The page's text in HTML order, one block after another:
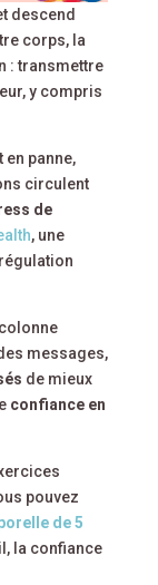
descend
corps, la
: transmettre
y compris
en panne,
circulent
de
, une
messages,
de mieux
confiance en
pouvez
de 5
la confiance